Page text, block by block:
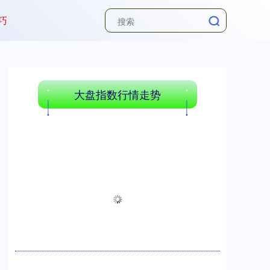
大盘指数行情走势